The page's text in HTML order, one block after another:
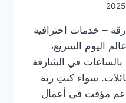
– خدمات احترافية
اليوم السريع،
بالساعات في الشارقة
سواء كنتِ ربة
مؤقت في أعمال